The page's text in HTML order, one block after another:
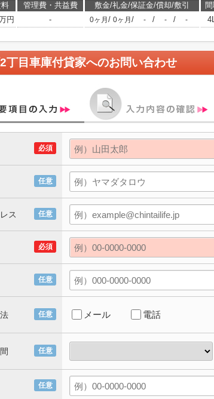
管理費・共益費 敷金/礼金/保証金/償却/敷引
円 - 0ヶ月 / 0ヶ月 / - / - / -
丁目車庫付貸家へのお問い合わせ
必須
任意
任意
ス
必須
任意
任意 メール 電話
任意
任意